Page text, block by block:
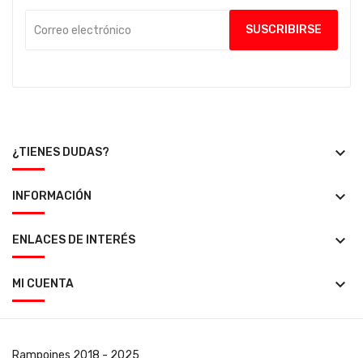
¿TIENES DUDAS? keyboard_arrow_down
INFORMACIÓN keyboard_arrow_down
ENLACES DE INTERÉS keyboard_arrow_down
MI CUENTA keyboard_arrow_down
Rampoines 2018 - 2025